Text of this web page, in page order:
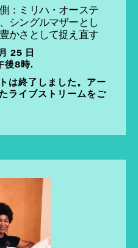
：ミリハ・オーステ
シングルマザーとし
かさとして捉え直す
25 日
後8時.
は終了しました。アー
ライブストリームをご